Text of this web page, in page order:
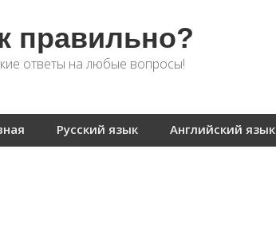
правильно?
ответы на любые вопросы!
Русский язык Английский язык